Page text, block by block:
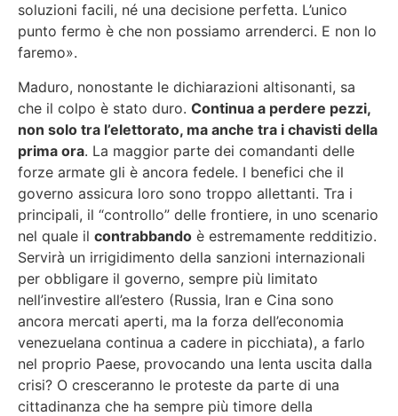
soluzioni facili, né una decisione perfetta. L’unico
punto fermo è che non possiamo arrenderci. E non lo
faremo».
Maduro, nonostante le dichiarazioni altisonanti, sa
che il colpo è stato duro. Continua a perdere pezzi,
non solo tra l’elettorato, ma anche tra i chavisti della
prima ora. La maggior parte dei comandanti delle
forze armate gli è ancora fedele. I benefici che il
governo assicura loro sono troppo allettanti. Tra i
principali, il “controllo” delle frontiere, in uno scenario
nel quale il contrabbando è estremamente redditizio.
Servirà un irrigidimento della sanzioni internazionali
per obbligare il governo, sempre più limitato
nell’investire all’estero (Russia, Iran e Cina sono
ancora mercati aperti, ma la forza dell’economia
venezuelana continua a cadere in picchiata), a farlo
nel proprio Paese, provocando una lenta uscita dalla
crisi? O cresceranno le proteste da parte di una
cittadinanza che ha sempre più timore della